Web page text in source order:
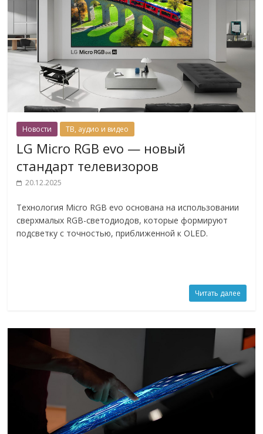
Новости ТВ, аудио и видео
LG Micro RGB evo — новый
стандарт телевизоров
20.12.2025
Технология Micro RGB evo основана на использовании
сверхмалых RGB-светодиодов, которые формируют
подсветку с точностью, приближенной к OLED.
Читать далее